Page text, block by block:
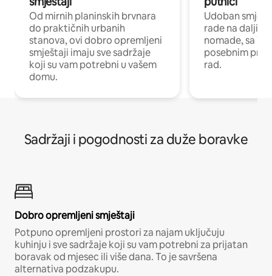
Od mirnih planinskih brvnara
do praktičnih urbanih
stanova, ovi dobro opremljeni
smještaji imaju sve sadržaje
koji su vam potrebni u vašem
domu.
Udoban
rade na
nomade, sa
posebnim
rad.
Sadržaji i pogodnosti za duže boravke
Dobro opremljeni smještaji
Potpuno opremljeni prostori za najam uključuju
kuhinju i sve sadržaje koji su vam potrebni za prijatan
boravak od mjesec ili više dana. To je savršena
alternativa podzakupu.